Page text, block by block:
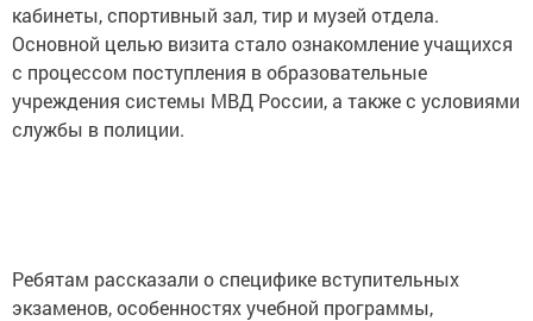
кабинеты, спортивный зал, тир и музей отдела.
Основной целью визита стало ознакомление учащихся
с процессом поступления в образовательные
учреждения системы МВД России, а также с условиями
службы в полиции.
Ребятам рассказали о специфике вступительных
экзаменов, особенностях учебной программы,